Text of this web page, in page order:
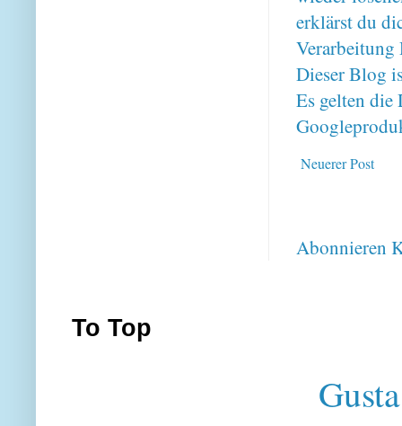
erklärst du
Verarbeitung
Dieser Blog
Es gelten
Neuerer Post
Abonnieren
To Top